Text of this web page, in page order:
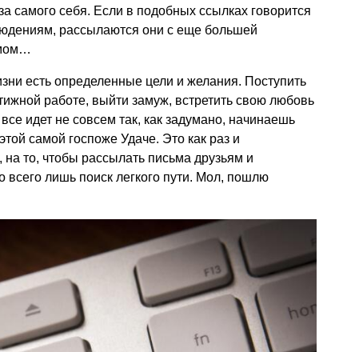
самого себя. Если в подобных ссылках говорится
рассылаются они с еще большей
есть определенные цели и желания. Поступить
работе, выйти замуж, встретить свою любовь
идет не совсем так, как задумано, начинаешь
самой госпоже Удаче. Это как раз и
на то, чтобы рассылать письма друзьям и
всего лишь поиск легкого пути. Мол, пошлю